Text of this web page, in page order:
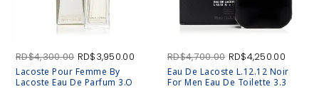
RD$4,300.00 El
precio
original
RD$3,950.00El
Lacoste Pour Femme By
Lacoste Eau De Parfum 3.o
RD$4,700.00 El
precio
original
RD$4,250.00El
precio
actual
Eau De Lacoste L.12.12 Noir
For Men Eau De Toilette 3.3